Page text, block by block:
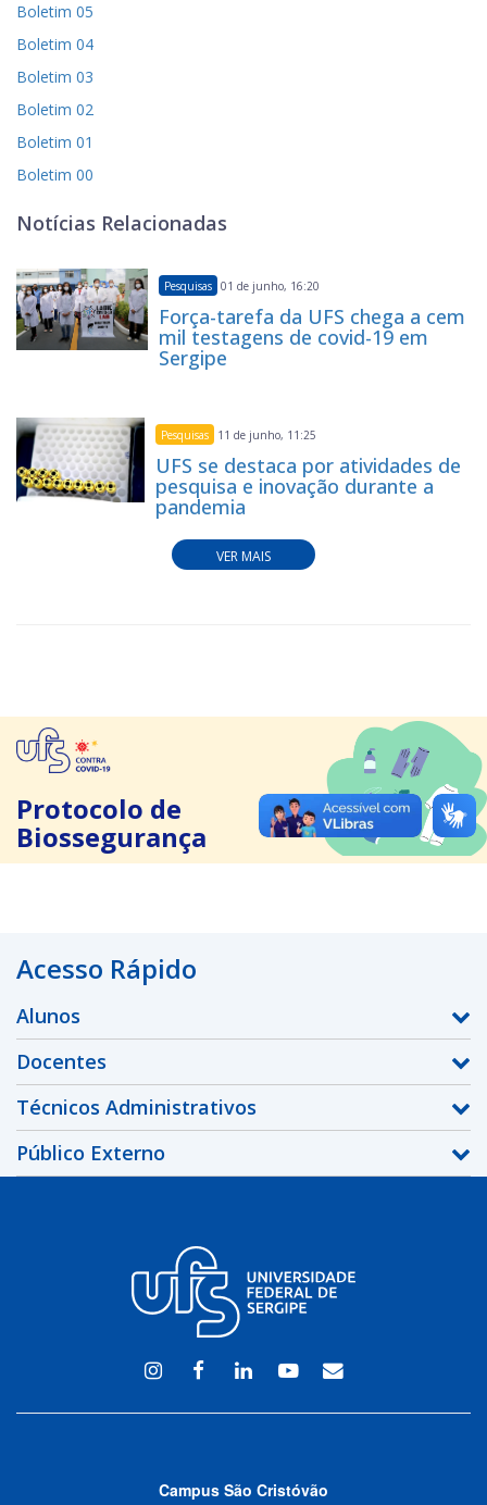
Boletim 05
Boletim 04
Boletim 03
Boletim 02
Boletim 01
Boletim 00
Notícias Relacionadas
Pesquisas 01 de junho, 16:20
Força-tarefa da UFS chega a cem
mil testagens de covid-19 em
Sergipe
Pesquisas 11 de junho, 11:25
UFS se destaca por atividades de
pesquisa e inovação durante a
pandemia
VER MAIS
Protocolo de
Biossegurança
Acesso Rápido
Alunos
Docentes
Técnicos Administrativos
Público Externo
InstagramFacebook
LinkedinYoutubeWEBMAIL
Campus São Cristóvão